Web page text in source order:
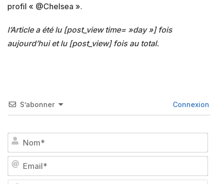
profil « @Chelsea ».
l’Article a été lu [post_view time= »day »] fois
aujourd’hui et lu [post_view] fois au total.
S’abonner Connexion